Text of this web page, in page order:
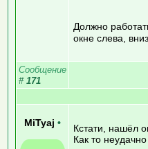
Должно
окне слева,
Сообщение
# 171
MiTyaj •
Кстати, нашёл
Как то